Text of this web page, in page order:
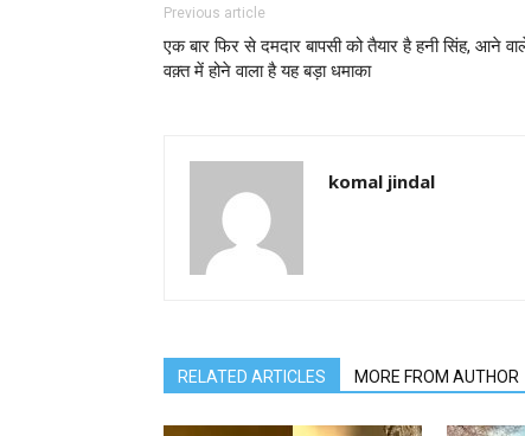
Previous article
एक बार फिर से दमदार बापसी को तैयार है हनी सिंह, आने
वक़्त में होने वाला है यह बड़ा धमाका
komal jindal
RELATED ARTICLES MORE FROM AUTHOR